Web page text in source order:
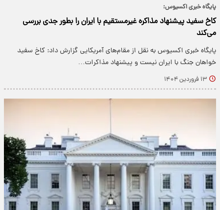
پایگاه خبری اکسیوس:
کاخ سفید پیشنهاد مذاکره غیرمستقیم با ایران را بطور جدی بررسی
می‌کند
پایگاه خبری اکسیوس به نقل از مقام‌‎های آمریکایی گزارش داد: کاخ سفید
خواهان جنگ با ایران نیست و پیشنهاد مذاکرات…
۱۳ فروردین ۱۴۰۴